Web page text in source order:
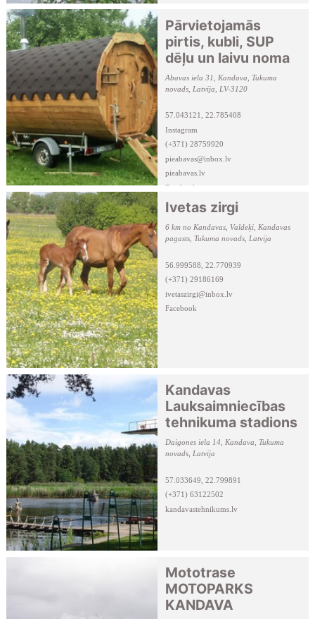
Pārvietojamās
pirtis, kubli, SUP
dēļu un laivu noma
Abavas iela 31, Kandava, Tukuma
novads, Latvija, LV-3120
57.043121, 22.785408
Instagram
(+371) 28759920
pieabavas@inbox.lv
pieabavas.lv
Facebook
Ivetas zirgi
6 km no Kandavas, Valdeķi, Kandavas
pagasts, Tukuma novads, Latvija
56.999588, 22.770939
(+371) 29186169
ivetaszirgi@inbox.lv
Facebook
Kandavas
Lauksaimniecības
tehnikuma stadions
Daigones iela 14, Kandava, Tukuma
novads, Latvija
57.033649, 22.799891
(+371) 63122502
kandavastehnikums.lv
Mototrase
MOTOPARKS
KANDAVA